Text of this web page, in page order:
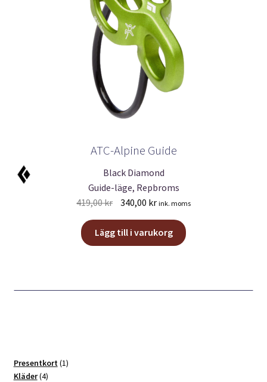
ATC-Alpine Guide
Black Diamond
Guide-läge, Repbroms
419,00kr
Det
priset
var:
340,00 krDet
priset
är:
ink. moms
Lägg till i varukorg
Presentkort 11
Kläder 44